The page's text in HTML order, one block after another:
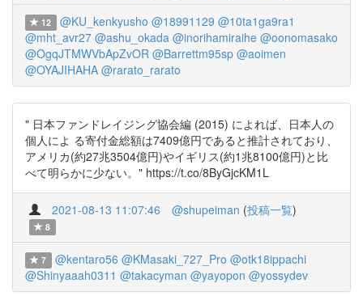
12 @KU_kenkyusho @18991129 @10ta1ga9ra1
@mht_avr27 @ashu_okada @inorihamiraihe @oonomasako
@OgqJTMWVbApZvOR @Barrettm95sp @aoimen
@OYAJIHAHA @rarato_rarato
" 日本ファンドレイジング協会編 (2015) によれば、日本人の
個人によ る寄付金総額は7409億円であると推計されており、
アメリカ(約27兆3504億円)やイギリス(約1兆8100億円)と比
べて明らかに少ない。" https://t.co/8ByGjcKM1L
2021-08-13 11:07:46 @shupeiman (投稿一覧)
8
7 @kentaro56 @KMasaki_727_Pro @otk18ippachi
@Shinyaaah0311 @takacyman @yayopon @yossydev